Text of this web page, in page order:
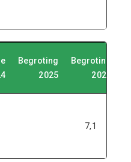
Begroting
2025
Begroting
2026
7,1